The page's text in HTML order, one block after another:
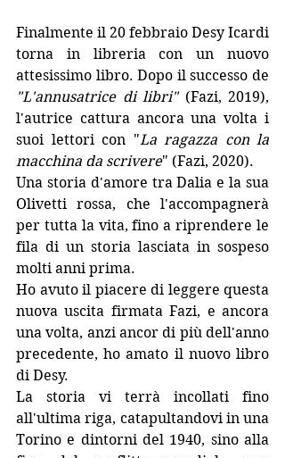
Finalmente il 20 febbraio Desy Icardi
torna in libreria con un nuovo
"L'annusatrice di libri" (Fazi, 2019),
l'autrice cattura ancora una volta i
suoi lettori con "La ragazza con la
macchina da scrivere" (Fazi, 2020).
Una storia d'amore tra Dalia e la sua
Olivetti rossa, che l'accompagnerà
per tutta la vita, fino a riprendere le
fila di un storia lasciata in sospeso
molti anni prima.
Ho avuto il piacere di leggere questa
nuova uscita firmata Fazi, e ancora
una volta, anzi ancor di più dell'anno
precedente, ho amato il nuovo libro
di Desy.
La storia vi terrà incollati fino
all'ultima riga, catapultandovi in una
Torino e dintorni del 1940, sino alla